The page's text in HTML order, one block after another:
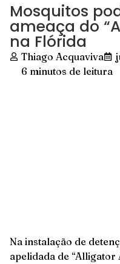
Mosquitos
ameaça do
na Flórida
Thiago Acquaviva
6 minutos de leitura
Na instalação de
apelidada de